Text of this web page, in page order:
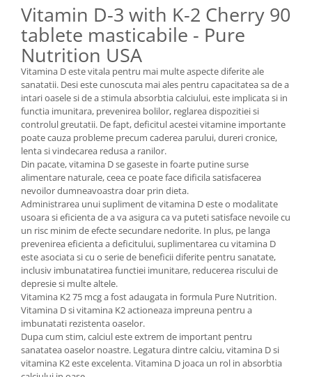
Vitamin D-3 with K-2 Cherry 90
tablete masticabile - Pure
Nutrition USA
Vitamina D este vitala pentru mai multe aspecte diferite ale
sanatatii. Desi este cunoscuta mai ales pentru capacitatea sa de a
intari oasele si de a stimula absorbtia calciului, este implicata si in
functia imunitara, prevenirea bolilor, reglarea dispozitiei si
controlul greutatii. De fapt, deficitul acestei vitamine importante
poate cauza probleme precum caderea parului, dureri cronice,
lenta si vindecarea redusa a ranilor.
Din pacate, vitamina D se gaseste in foarte putine surse
alimentare naturale, ceea ce poate face dificila satisfacerea
nevoilor dumneavoastra doar prin dieta.
Administrarea unui supliment de vitamina D este o modalitate
usoara si eficienta de a va asigura ca va puteti satisface nevoile cu
un risc minim de efecte secundare nedorite. In plus, pe langa
prevenirea eficienta a deficitului, suplimentarea cu vitamina D
este asociata si cu o serie de beneficii diferite pentru sanatate,
inclusiv imbunatatirea functiei imunitare, reducerea riscului de
depresie si multe altele.
Vitamina K2 75 mcg a fost adaugata in formula Pure Nutrition.
Vitamina D si vitamina K2 actioneaza impreuna pentru a
imbunatati rezistenta oaselor.
Dupa cum stim, calciul este extrem de important pentru
sanatatea oaselor noastre. Legatura dintre calciu, vitamina D si
vitamina K2 este excelenta. Vitamina D joaca un rol in absorbtia